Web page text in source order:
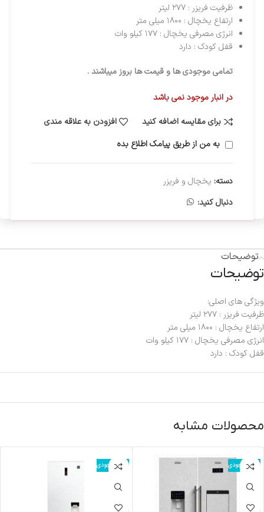
ظرفیت فریزر : ۲۷۷ لیتر
ارتفاع یخچال : ۱۸۰۰ میلی متر
انرژی مصرفی یخچال : ۱۷۷ کیلو وات
قفل کودک : دارد
تمامی موجودی ها و قیمت ها بروز میباشند .
در انبار موجود نمی باشد
برای مقایسه اضافه کنید
افزودن به علاقه مندی
به من از طریق پیامک اطلاع بده
دسته: یخچال و فریزر
دنبال کنید:
توضیحات
توضیحات
ویژگی های اصلی:
ظرفیت فریزر : ۲۷۷ لیتر
ارتفاع یخچال : ۱۸۰۰ میلی متر
انرژی مصرفی یخچال : ۱۷۷ کیلو وات
قفل کودک : دارد
محصولات مشابه
اتمام موجودی اتمام موجودی